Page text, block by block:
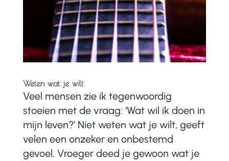
Weten wat je wilt
Veel mensen zie ik tegenwoordig
stoeien met de vraag: ‘Wat wil ik doen in
mijn leven?’ Niet weten wat je wilt, geeft
velen een onzeker en onbestemd
gevoel. Vroeger deed je gewoon wat je